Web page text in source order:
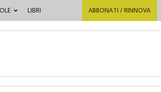
LIBRI ABBONATI / RINNOVA